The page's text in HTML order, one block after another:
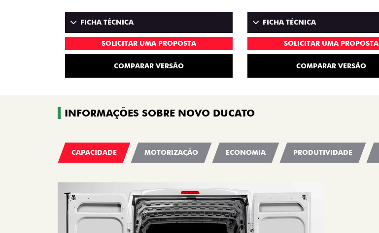
FICHA TÉCNICA
SOLICITAR UMA PROPOSTA
COMPARAR VERSÃO
FICHA TÉCNICA
SOLICITAR UMA PROPOSTA
COMPARAR VERSÃO
INFORMAÇÕES SOBRE NOVO DUCATO
CAPACIDADE MOTORIZAÇÃO ECONOMIA PRODUTIVIDADE